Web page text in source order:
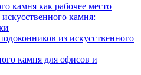
камня как рабочее место
камня:
из искусственного
камня для офисов и